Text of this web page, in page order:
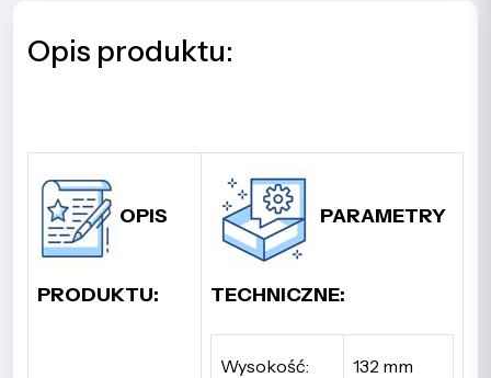
Opis produktu:
OPIS
PRODUKTU:
PARAMETRY
TECHNICZNE:
Wysokość: 132 mm